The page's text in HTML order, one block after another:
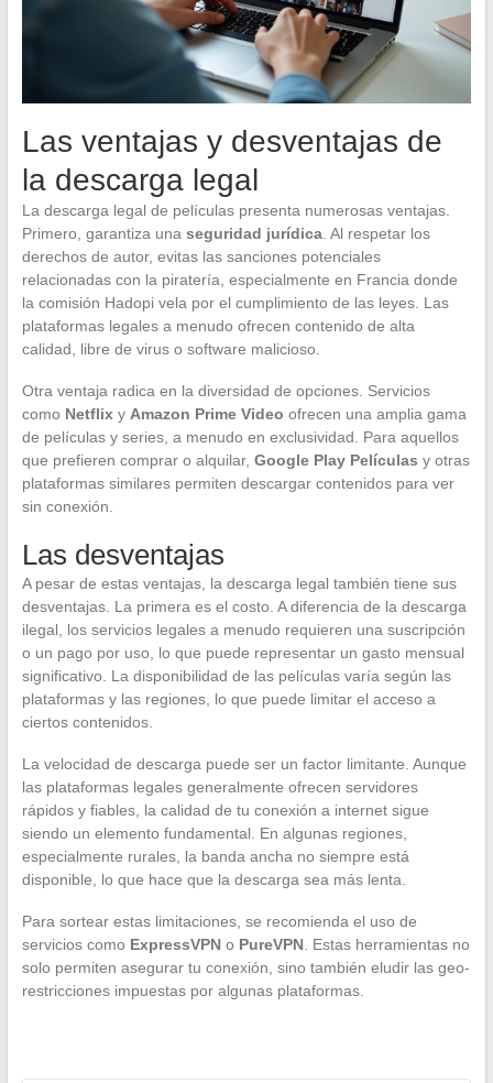
Las ventajas y desventajas de
la descarga legal
La descarga legal de películas presenta numerosas ventajas.
Primero, garantiza una seguridad jurídica. Al respetar los
derechos de autor, evitas las sanciones potenciales
relacionadas con la piratería, especialmente en Francia donde
la comisión Hadopi vela por el cumplimiento de las leyes. Las
plataformas legales a menudo ofrecen contenido de alta
calidad, libre de virus o software malicioso.
Otra ventaja radica en la diversidad de opciones. Servicios
como Netflixy Amazon Prime Video ofrecen una amplia gama
de películas y series, a menudo en exclusividad. Para aquellos
que prefieren comprar o alquilar, Google Play Películas y otras
plataformas similares permiten descargar contenidos para ver
sin conexión.
Las desventajas
A pesar de estas ventajas, la descarga legal también tiene sus
desventajas. La primera es el costo. A diferencia de la descarga
ilegal, los servicios legales a menudo requieren una suscripción
o un pago por uso, lo que puede representar un gasto mensual
significativo. La disponibilidad de las películas varía según las
plataformas y las regiones, lo que puede limitar el acceso a
ciertos contenidos.
La velocidad de descarga puede ser un factor limitante. Aunque
las plataformas legales generalmente ofrecen servidores
rápidos y fiables, la calidad de tu conexión a internet sigue
siendo un elemento fundamental. En algunas regiones,
especialmente rurales, la banda ancha no siempre está
disponible, lo que hace que la descarga sea más lenta.
Para sortear estas limitaciones, se recomienda el uso de
servicios como ExpressVPNo PureVPN. Estas herramientas no
solo permiten asegurar tu conexión, sino también eludir las geo-
restricciones impuestas por algunas plataformas.